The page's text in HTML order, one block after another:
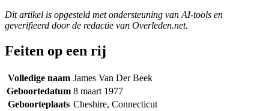
Dit artikel is opgesteld met ondersteuning van AI-tools en
geverifieerd door de redactie van Overleden.net.
Feiten op een rij
Volledige naam James Van Der Beek
Geboortedatum 8 maart 1977
Geboorteplaats Cheshire, Connecticut